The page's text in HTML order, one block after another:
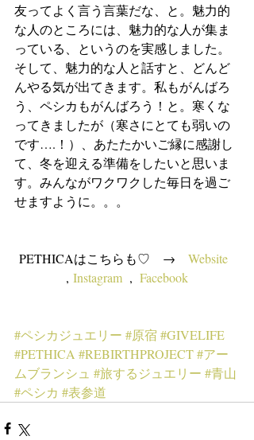
友ってよく言う言葉だな、と。魅力的
な人のところには、魅力的な人が集ま
っている、というのを実感しました。
そして、魅力的な人と話すと、どんど
んやる気が出てきます。私もがんばろ
う、ペシカもがんばろう！と。寒くな
ってきましたが（寒さにとても弱いの
です….！）、あたたかいご縁に感謝し
て、冬を迎える準備をしたいと思いま
す。みんながワクワクした毎日を過ご
せますように。。。
PETHICAはこちらも♡　→ Website
, Instagram , Facebook
#ペシカジュエリー #原宿 #GIVELIFE
#PETHICA #REBIRTHPROJECT#アー
ムブランシュ #旅するジュエリー #青山
#ペシカ #表参道